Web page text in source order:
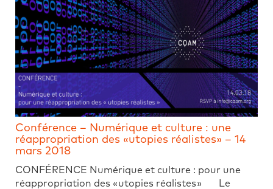
Conférence – Numérique et culture : une
réappropriation des «utopies réalistes» – 14
mars 2018
CONFÉRENCE Numérique et culture : pour une
réappropriation des « utopies réalistes » Le